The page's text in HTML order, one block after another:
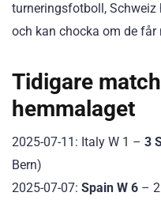
turneringsfotboll, Schweiz
och kan chocka om de
Tidigare
hemmalaget
2025-07-11: Italy W 1 – 3
Bern)
2025-07-07: Spain W 6 –